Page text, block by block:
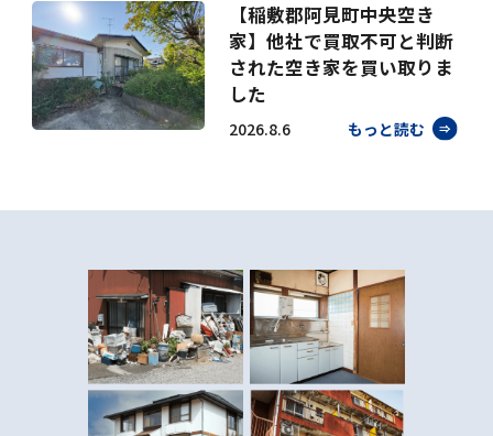
【稲敷郡阿見町中央空き
家】他社で買取不可と判断
された空き家を買い取りま
した
2026.8.6 もっと読む